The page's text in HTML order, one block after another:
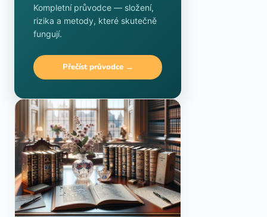
Kompletní průvodce — složení,
rizika a metody, které skutečně
fungují.
Přečíst průvodce →